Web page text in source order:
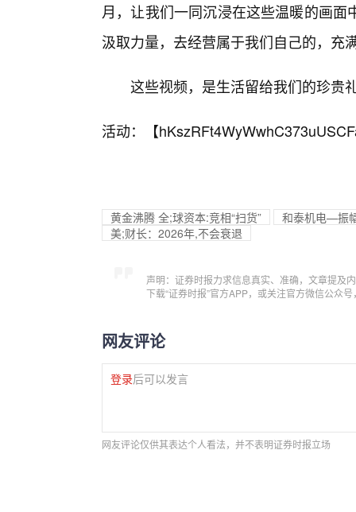
月，让我们一同沉浸在这些温暖的画
汲取力量，去经营属于我们自己的，充
这些视频，是生活留给我们的珍贵
活动：【
黄金沸腾 全;球资本:竞相“扫货”
和泰机电—振
美;财长：2026年,不会衰退
声明：证券时报力求信息真实、准确，文章提及
下载“证券时报”官方APP，或关注官方微信公众
网友评论
登录后可以发言
网友评论仅供其表达个人看法，并不表明证券时报立场